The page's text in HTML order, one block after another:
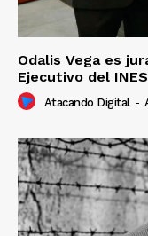
Odalis Vega es
Ejecutivo del
Atacando Digital -